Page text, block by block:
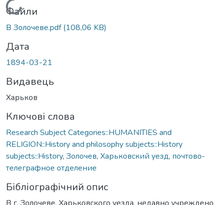
Вантажиться...
Файли
В Золочеве.pdf(108,06 KB)
Дата
1894-03-21
Видавець
Харьков
Ключові слова
Research Subject Categories::HUMANITIES and
RELIGION::History and philosophy subjects::History
subjects::History, Золочев, Харьковский уезд, почтово-
телеграфное отделение
Бібліографічний опис